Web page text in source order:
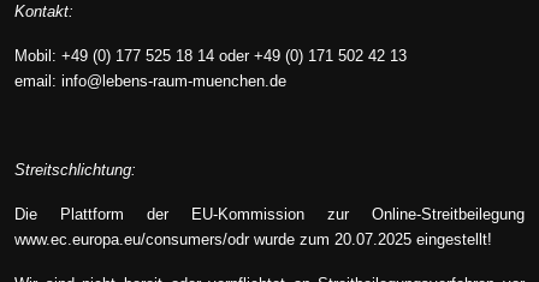
Kontakt:
Mobil: +49 (0) 177 525 18 14 oder +49 (0) 171 502 42 13
email: info@lebens-raum-muenchen.de
Streitschlichtung:
Die Plattform der EU-Kommission zur Online-Streitbeilegung
www.ec.europa.eu/consumers/odrwurde zum 20.07.2025 eingestellt!